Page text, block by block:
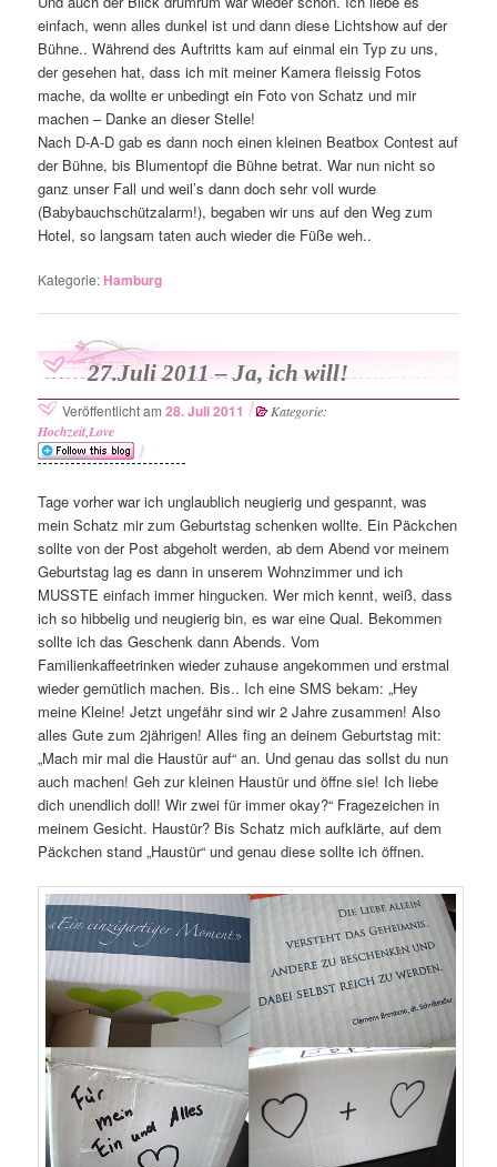
einfach, wenn alles dunkel ist und dann diese Lichtshow auf der
Bühne.. Während des Auftritts kam auf einmal ein Typ zu uns,
der gesehen hat, dass ich mit meiner Kamera fleissig Fotos
mache, da wollte er unbedingt ein Foto von Schatz und mir
machen – Danke an dieser Stelle!
Nach D-A-D gab es dann noch einen kleinen Beatbox Contest auf
der Bühne, bis Blumentopf die Bühne betrat. War nun nicht so
ganz unser Fall und weil’s dann doch sehr voll wurde
(Babybauchschützalarm!), begaben wir uns auf den Weg zum
Hotel, so langsam taten auch wieder die Füße weh..
Kategorie:Hamburg
27.Juli 2011 – Ja, ich will!
Veröffentlicht am28. Juli 2011 Kategorie:
Hochzeit,Love
Tage vorher war ich unglaublich neugierig und gespannt, was
mein Schatz mir zum Geburtstag schenken wollte. Ein Päckchen
sollte von der Post abgeholt werden, ab dem Abend vor meinem
Geburtstag lag es dann in unserem Wohnzimmer und ich
MUSSTE einfach immer hingucken. Wer mich kennt, weiß, dass
ich so hibbelig und neugierig bin, es war eine Qual. Bekommen
sollte ich das Geschenk dann Abends. Vom
Familienkaffeetrinken wieder zuhause angekommen und erstmal
wieder gemütlich machen. Bis.. Ich eine SMS bekam: „Hey
meine Kleine! Jetzt ungefähr sind wir 2 Jahre zusammen! Also
alles Gute zum 2jährigen! Alles fing an deinem Geburtstag mit:
„Mach mir mal die Haustür auf“ an. Und genau das sollst du nun
auch machen! Geh zur kleinen Haustür und öffne sie! Ich liebe
dich unendlich doll! Wir zwei für immer okay?“ Fragezeichen in
meinem Gesicht. Haustür? Bis Schatz mich aufklärte, auf dem
Päckchen stand „Haustür“ und genau diese sollte ich öffnen.